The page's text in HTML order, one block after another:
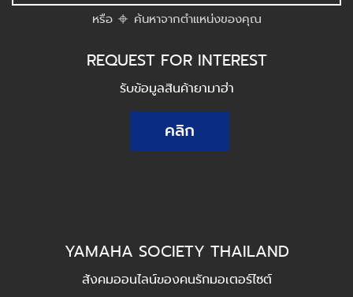
หรือ ค้นหาจากตำแหน่งของคุณ
REQUEST FOR INTEREST
รับข้อมูลสินค้ายามาฮ่า
คลิก
YAMAHA SOCIETY THAILAND
สังคมออนไลน์ของคนรักมอเตอร์ไซต์